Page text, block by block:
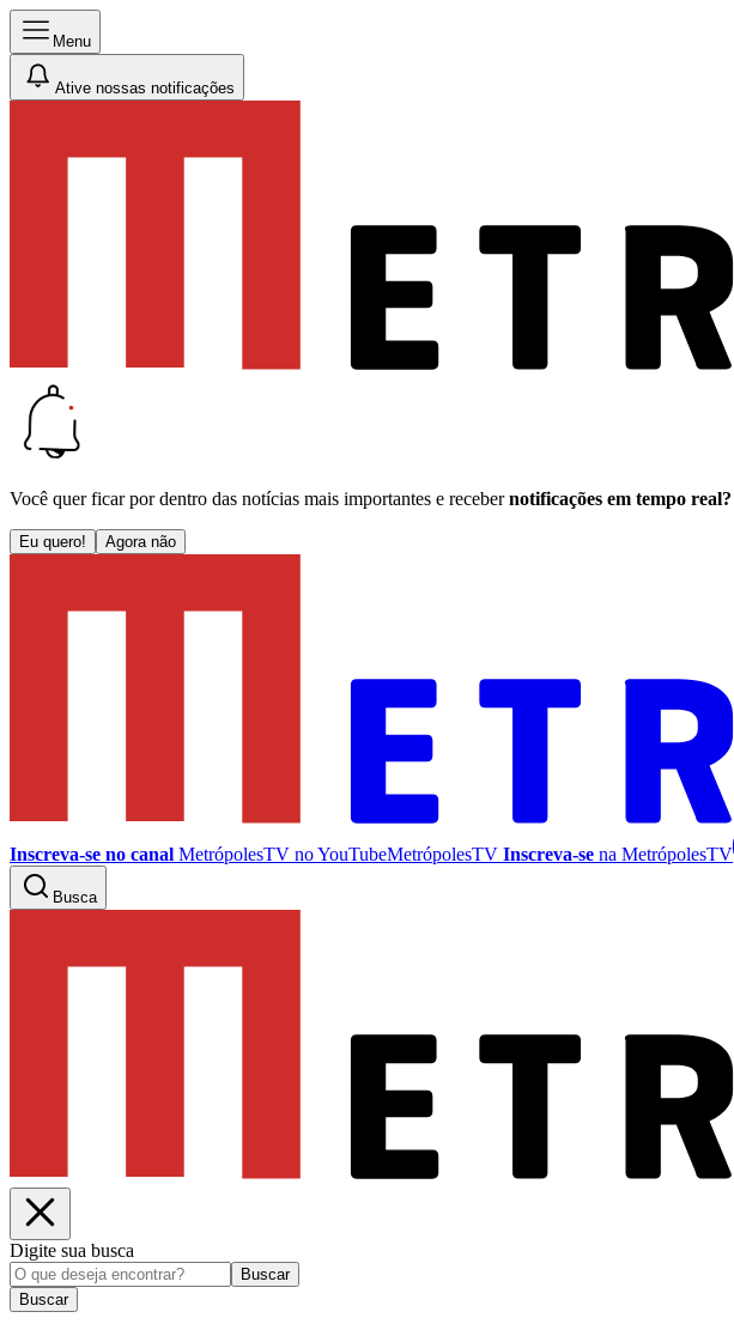
Menu
Ative nossas notificações
Você quer ficar por dentro das notícias mais importantes e receber notificações em tempo real?
Eu quero! Agora não
Inscreva-se no canal MetrópolesTV noYouTubeMetrópolesTV Inscreva-se na MetrópolesTV
Busca
Digite sua busca
Buscar
Buscar